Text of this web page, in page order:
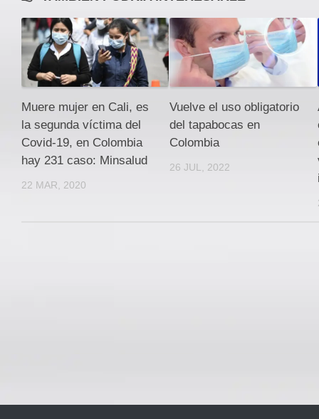
Muere mujer en Cali, es
la segunda víctima del
Covid-19, en Colombia
hay 231 caso: Minsalud
22 MAR, 2020
Vuelve el uso obligatorio
del tapabocas en
Colombia
26 JUL, 2022